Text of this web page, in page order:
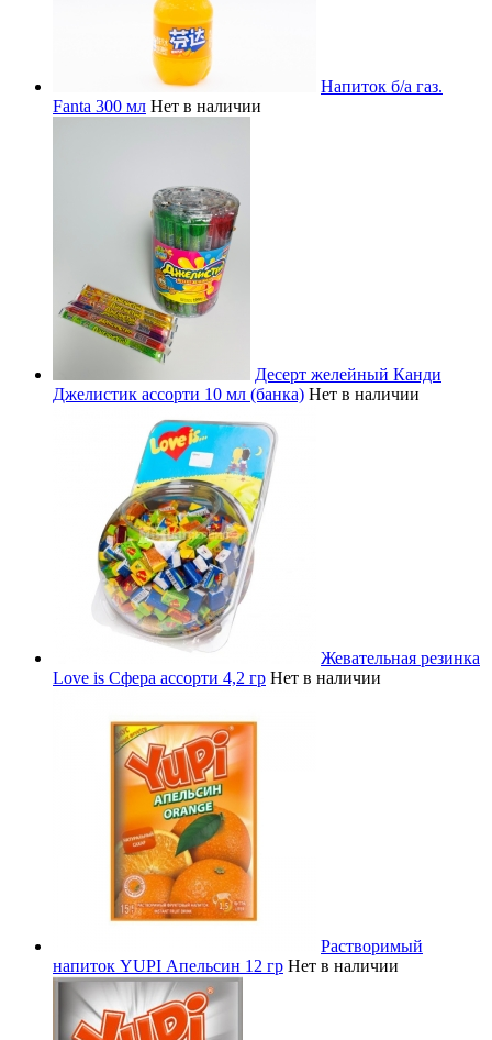
Напиток б/а газ.
Fanta 300 мл Нет в наличии
Десерт желейный Канди
Джелистик ассорти 10 мл (банка) Нет в наличии
Жевательная резинка
Love is Сфера ассорти 4,2 гр Нет в наличии
Растворимый
напиток YUPI Апельсин 12 гр Нет в наличии